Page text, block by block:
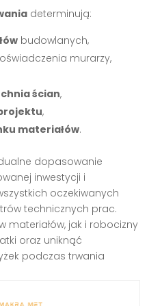
determinują:
budowlanych,
murarzy,
ścian,
,
materiałów.
dopasowanie
inwestycji i
oczekiwanych
technicznych prac.
materiałów, jak i robocizny
oraz uniknąć
podczas trwania